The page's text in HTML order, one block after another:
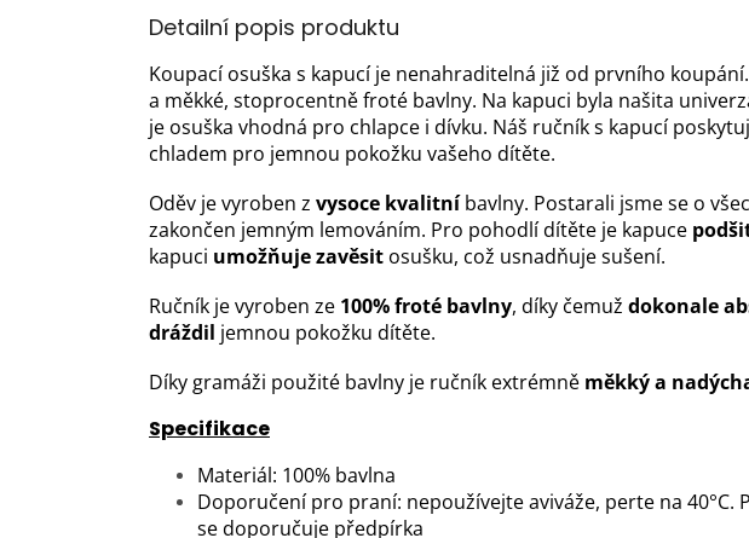
Detailní popis produktu
Koupací osuška s kapucí je nenahraditelná již od prvního
a měkké, stoprocentně froté bavlny. Na kapuci byla našita
je osuška vhodná pro chlapce i dívku. Náš ručník s kapucí
chladem pro jemnou pokožku vašeho dítěte.
Oděv je vyroben z vysoce kvalitníbavlny. Postarali jsme se o
zakončen jemným lemováním. Pro pohodlí dítěte je kapuce
kapuci umožňuje zavěsit osušku, což usnadňuje sušení.
Ručník je vyroben ze 100% froté bavlny, díky čemuž dokonale
dráždil jemnou pokožku dítěte.
Díky gramáži použité bavlny je ručník extrémně měkký a
Specifikace
Materiál: 100% bavlna
Doporučení pro praní: nepoužívejte aviváže, perte na
se doporučuje předpírka